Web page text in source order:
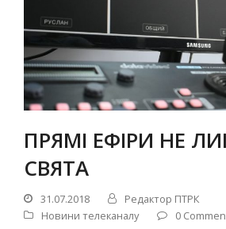
ПРЯМІ ЕФІРИ НЕ
СВЯТА
31.07.2018
Редактор ПТРК
Новини телеканалу
0